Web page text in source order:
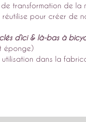
transformation de la
pour créer de
d’ici & là-bas à
éponge)
dans la